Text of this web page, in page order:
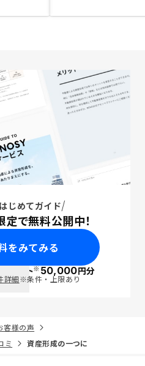
じめてガイド
で無料公開中！
をみてみる
ポイント※50,000円分
詳細※条件・上限あり
客様の声
ミ
資産形成の一つに